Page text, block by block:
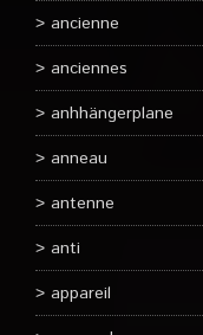
ancienne
anciennes
anhhängerplane
anneau
antenne
anti
appareil